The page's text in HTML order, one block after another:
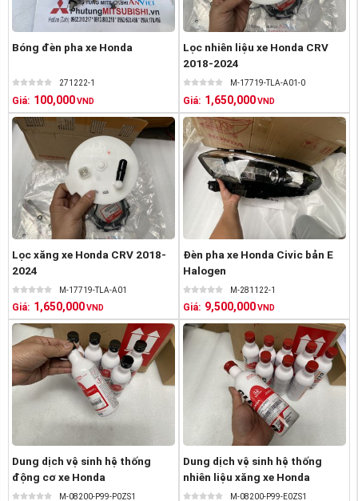
Bóng đèn pha xe Honda
271222-1
Giá: 100,000 VND
Lọc nhiên liệu xe Honda CRV
2018-2024
M-17719-TLA-A01-0
Giá: 1,650,000 VND
Lọc xăng xe Honda CRV 2018-
2024
M-17719-TLA-A01
Giá: 1,650,000 VND
Đèn pha xe Honda Civic bản E
Halogen
M-281122-1
Giá: 9,500,000 VND
Dung dịch vệ sinh hệ thống
động cơ xe Honda
M-08200-P99-P0ZS1
Dung dịch vệ sinh hệ thống
nhiên liệu xăng xe Honda
M-08200-P99-E0ZS1